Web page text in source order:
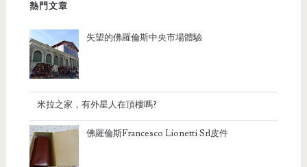
熱門文章
失望的佛羅倫斯中央市場體驗
米拉之家，有外星人在頂樓嗎?
佛羅倫斯Francesco Lionetti Srl皮件